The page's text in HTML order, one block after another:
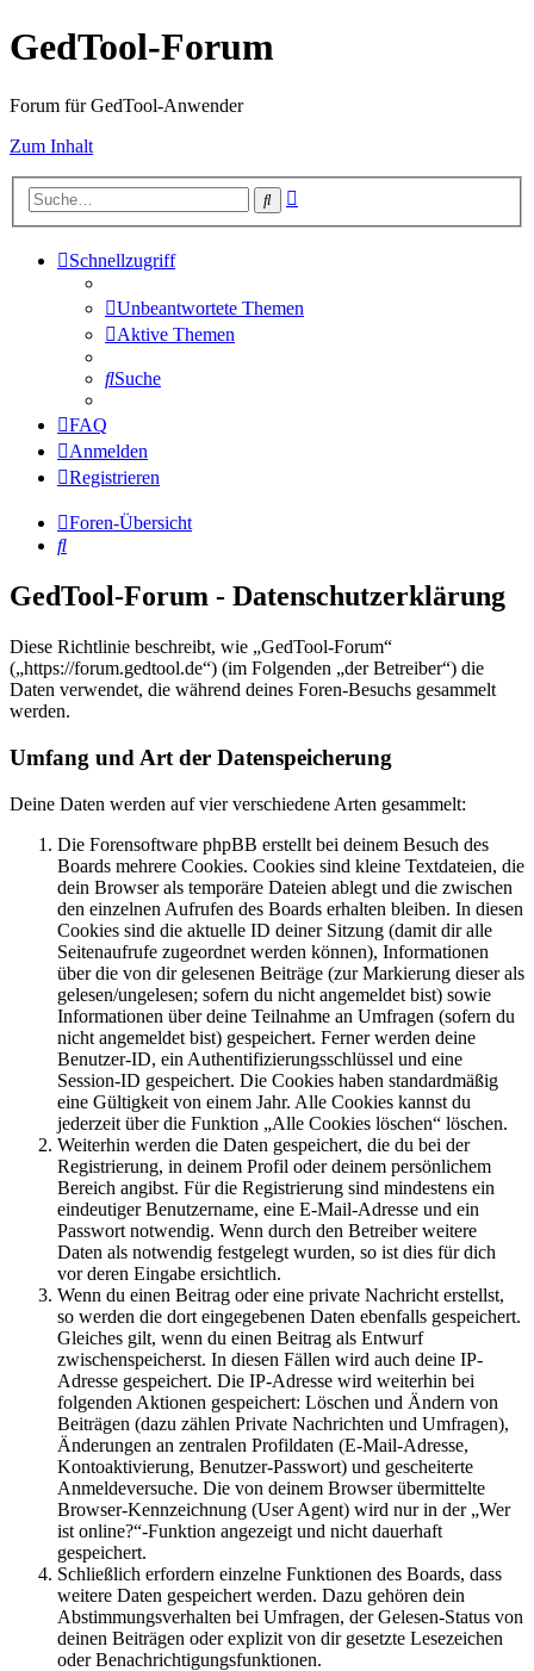
GedTool-Forum
Forum für GedTool-Anwender
Zum Inhalt
Suche
Schnellzugriff
Unbeantwortete Themen
Aktive Themen
Suche
FAQ
Anmelden
Registrieren
Foren-Übersicht
Suche
GedTool-Forum - Datenschutzerklärung
Diese Richtlinie beschreibt, wie „GedTool-Forum“
(„https://forum.gedtool.de“) (im Folgenden „der Betreiber“) die
Daten verwendet, die während deines Foren-Besuchs gesammelt
werden.
Umfang und Art der Datenspeicherung
Deine Daten werden auf vier verschiedene Arten gesammelt:
Die Forensoftware phpBB erstellt bei deinem Besuch des
Boards mehrere Cookies. Cookies sind kleine Textdateien, die
dein Browser als temporäre Dateien ablegt und die zwischen
den einzelnen Aufrufen des Boards erhalten bleiben. In diesen
Cookies sind die aktuelle ID deiner Sitzung (damit dir alle
Seitenaufrufe zugeordnet werden können), Informationen
über die von dir gelesenen Beiträge (zur Markierung dieser als
gelesen/ungelesen; sofern du nicht angemeldet bist) sowie
Informationen über deine Teilnahme an Umfragen (sofern du
nicht angemeldet bist) gespeichert. Ferner werden deine
Benutzer-ID, ein Authentifizierungsschlüssel und eine
Session-ID gespeichert. Die Cookies haben standardmäßig
eine Gültigkeit von einem Jahr. Alle Cookies kannst du
jederzeit über die Funktion „Alle Cookies löschen“ löschen.
Weiterhin werden die Daten gespeichert, die du bei der
Registrierung, in deinem Profil oder deinem persönlichem
Bereich angibst. Für die Registrierung sind mindestens ein
eindeutiger Benutzername, eine E-Mail-Adresse und ein
Passwort notwendig. Wenn durch den Betreiber weitere
Daten als notwendig festgelegt wurden, so ist dies für dich
vor deren Eingabe ersichtlich.
Wenn du einen Beitrag oder eine private Nachricht erstellst,
so werden die dort eingegebenen Daten ebenfalls gespeichert.
Gleiches gilt, wenn du einen Beitrag als Entwurf
zwischenspeicherst. In diesen Fällen wird auch deine IP-
Adresse gespeichert. Die IP-Adresse wird weiterhin bei
folgenden Aktionen gespeichert: Löschen und Ändern von
Beiträgen (dazu zählen Private Nachrichten und Umfragen),
Änderungen an zentralen Profildaten (E-Mail-Adresse,
Kontoaktivierung, Benutzer-Passwort) und gescheiterte
Anmeldeversuche. Die von deinem Browser übermittelte
Browser-Kennzeichnung (User Agent) wird nur in der „Wer
ist online?“-Funktion angezeigt und nicht dauerhaft
gespeichert.
Schließlich erfordern einzelne Funktionen des Boards, dass
weitere Daten gespeichert werden. Dazu gehören dein
Abstimmungsverhalten bei Umfragen, der Gelesen-Status von
deinen Beiträgen oder explizit von dir gesetzte Lesezeichen
oder Benachrichtigungsfunktionen.